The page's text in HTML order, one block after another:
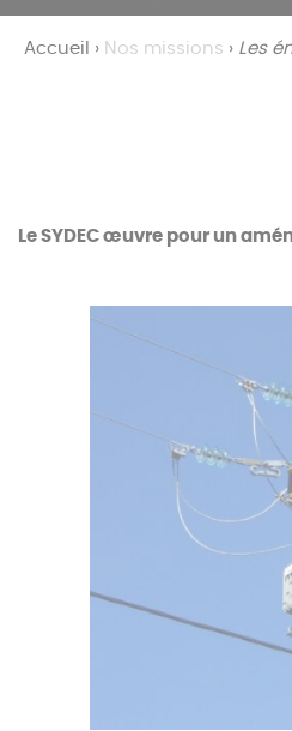
Accueil › Nos missions › Les
Le SYDEC œuvre pour un
Le service public de